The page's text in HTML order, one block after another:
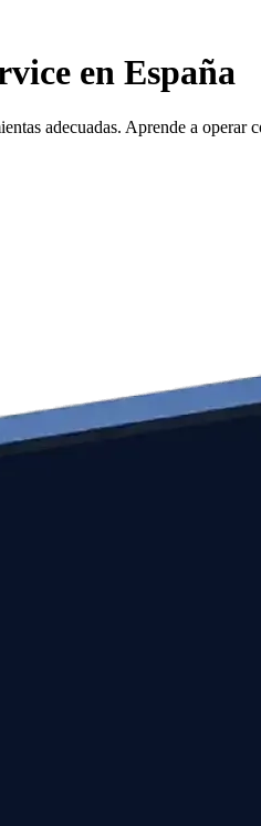
en España
adecuadas. Aprende a